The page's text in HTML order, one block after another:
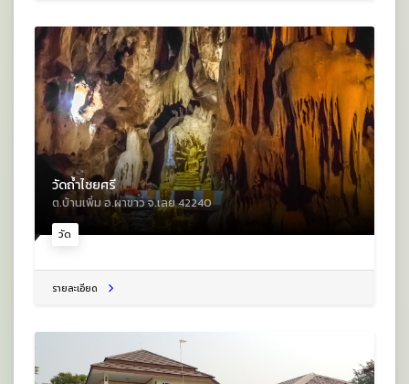
วัด
วัดถ้ำไชยศรี
ต.บ้านเพิ่ม อ.ผาขาว จ.เลย 42240
รายละเอียด